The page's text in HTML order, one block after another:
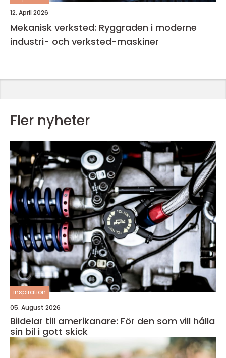
12. April 2026
Mekanisk verksted: Ryggraden i moderne
industri- och verksted-maskiner
Fler nyheter
inspiration
05. August 2026
Bildelar till amerikanare: För den som vill hålla
sin bil i gott skick